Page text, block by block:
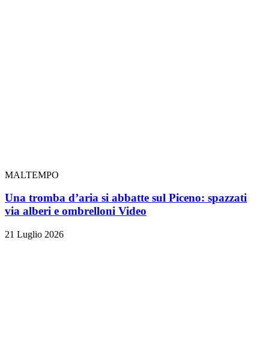
MALTEMPO
Una tromba d’aria si abbatte sul Piceno: spazzati
via alberi e ombrelloni Video
21 Luglio 2026